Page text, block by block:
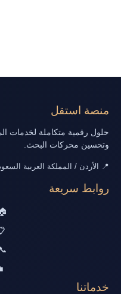
منصة استقل
حلول رقمية متكاملة لخدمات
وتحسين محركات البحث.
📍 الأردن / المملكة العربية
روابط سريعة
خدماتنا